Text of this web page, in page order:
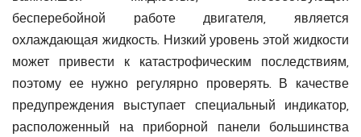
бесперебойной работе двигателя, является
охлаждающая жидкость. Низкий уровень этой жидкости
может привести к катастрофическим последствиям,
поэтому ее нужно регулярно проверять. В качестве
предупреждения выступает специальный индикатор,
расположенный на приборной панели большинства